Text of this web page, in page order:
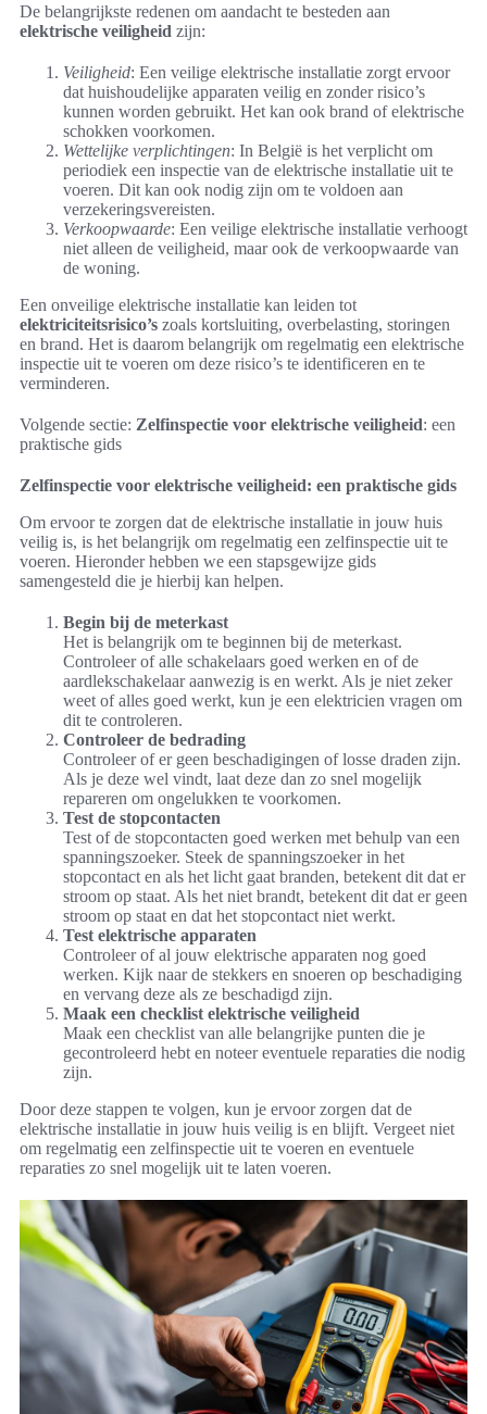
De belangrijkste redenen om aandacht te besteden aan
elektrische veiligheid zijn:
Veiligheid: Een veilige elektrische installatie zorgt ervoor
dat huishoudelijke apparaten veilig en zonder risico’s
kunnen worden gebruikt. Het kan ook brand of elektrische
schokken voorkomen.
Wettelijke verplichtingen: In België is het verplicht om
periodiek een inspectie van de elektrische installatie uit te
voeren. Dit kan ook nodig zijn om te voldoen aan
verzekeringsvereisten.
Verkoopwaarde: Een veilige elektrische installatie verhoogt
niet alleen de veiligheid, maar ook de verkoopwaarde van
de woning.
Een onveilige elektrische installatie kan leiden tot
elektriciteitsrisico’s zoals kortsluiting, overbelasting, storingen
en brand. Het is daarom belangrijk om regelmatig een elektrische
inspectie uit te voeren om deze risico’s te identificeren en te
verminderen.
Volgende sectie: Zelfinspectie voor elektrische veiligheid: een
praktische gids
Zelfinspectie voor elektrische veiligheid: een praktische gids
Om ervoor te zorgen dat de elektrische installatie in jouw huis
veilig is, is het belangrijk om regelmatig een zelfinspectie uit te
voeren. Hieronder hebben we een stapsgewijze gids
samengesteld die je hierbij kan helpen.
Begin bij de meterkast
Het is belangrijk om te beginnen bij de meterkast.
Controleer of alle schakelaars goed werken en of de
aardlekschakelaar aanwezig is en werkt. Als je niet zeker
weet of alles goed werkt, kun je een elektricien vragen om
dit te controleren.
Controleer de bedrading
Controleer of er geen beschadigingen of losse draden zijn.
Als je deze wel vindt, laat deze dan zo snel mogelijk
repareren om ongelukken te voorkomen.
Test de stopcontacten
Test of de stopcontacten goed werken met behulp van een
spanningszoeker. Steek de spanningszoeker in het
stopcontact en als het licht gaat branden, betekent dit dat er
stroom op staat. Als het niet brandt, betekent dit dat er geen
stroom op staat en dat het stopcontact niet werkt.
Test elektrische apparaten
Controleer of al jouw elektrische apparaten nog goed
werken. Kijk naar de stekkers en snoeren op beschadiging
en vervang deze als ze beschadigd zijn.
Maak een checklist elektrische veiligheid
Maak een checklist van alle belangrijke punten die je
gecontroleerd hebt en noteer eventuele reparaties die nodig
zijn.
Door deze stappen te volgen, kun je ervoor zorgen dat de
elektrische installatie in jouw huis veilig is en blijft. Vergeet niet
om regelmatig een zelfinspectie uit te voeren en eventuele
reparaties zo snel mogelijk uit te laten voeren.